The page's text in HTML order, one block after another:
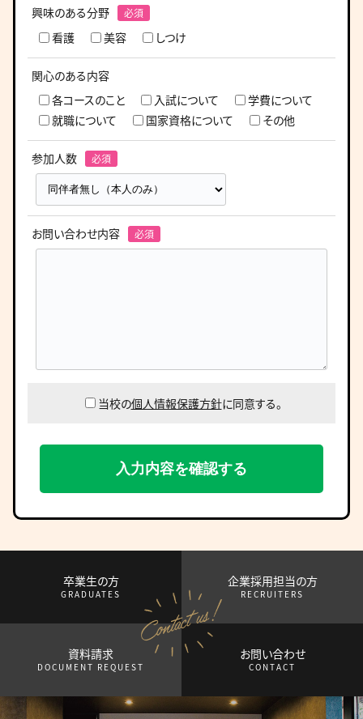
興味のある分野
看護
美容 しつけ
関心のある内容
各コースのこと
入試について
学費について
就職について
国家資格について その他
参加人数
お問い合わせ内容
当校の個人情報保護方針に同意する。
卒業生の方
GRADUATES
企業採用担当の方
RECRUITERS
資料請求
DOCUMENT REQUEST
お問い合わせ
CONTACT